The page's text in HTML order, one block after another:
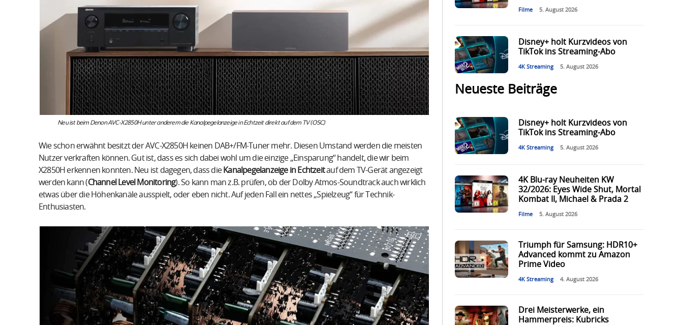
Neu ist beim Denon AVC-X2850H unter anderem die Kanalpegelanzeige in Echtzeit direkt auf dem TV (OSC)
Wie schon erwähnt besitzt der AVC-X2850H keinen DAB+/FM-Tuner mehr. Diesen Umstand werden die meisten
Nutzer verkraften können. Gut ist, dass es sich dabei wohl um die einzige „Einsparung“ handelt, die wir beim
X2850H erkennen konnten. Neu ist dagegen, dass die Kanalpegelanzeige in Echtzeitauf dem TV-Gerät angezeigt
werden kann (Channel Level Monitoring). So kann man z.B. prüfen, ob der Dolby Atmos-Soundtrack auch wirklich
etwas über die Höhenkanäle ausspielt, oder eben nicht. Auf jeden Fall ein nettes „Spielzeug“ für Technik-
Enthusiasten.
Filme 5. August 2026
Disney+ holt Kurzvideos von
TikTok ins Streaming-Abo
4K Streaming 5. August 2026
Neueste Beiträge
Disney+ holt Kurzvideos von
TikTok ins Streaming-Abo
4K Streaming 5. August 2026
4K Blu-ray Neuheiten KW
32/2026: Eyes Wide Shut, Mortal
Kombat II, Michael & Prada 2
Filme 5. August 2026
Triumph für Samsung: HDR10+
Advanced kommt zu Amazon
Prime Video
4K Streaming 4. August 2026
Drei Meisterwerke, ein
Hammerpreis: Kubricks